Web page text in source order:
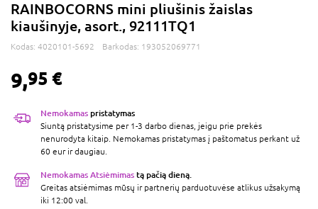
RAINBOCORNS mini pliušinis žaislas
kiaušinyje, asort., 92111TQ1
Kodas: 4020101-5692 Barkodas: 193052069771
9,95 €
Nemokamas pristatymas
Siuntą pristatysime per 1-3 darbo dienas, jeigu prie prekės
nenurodyta kitaip. Nemokamas pristatymas į paštomatus perkant už
60 eur ir daugiau.
Nemokamas Atsiėmimas tą pačią dieną.
Greitas atsiėmimas mūsų ir partnerių parduotuvėse atlikus užsakymą
iki 12:00 val.